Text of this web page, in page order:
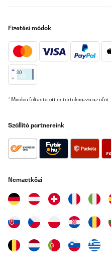
snacks, wine etc in it for them.
Amazon user
Fordítsd le
Fordítsd le
Sehr gutes Gerät, sehr leise
Amazon-Benutzer
Fordítsd le
Fizetési módok
* Minden feltüntetett ár tartalmazza az áfát.
Szállító partnereink
Nemzetközi